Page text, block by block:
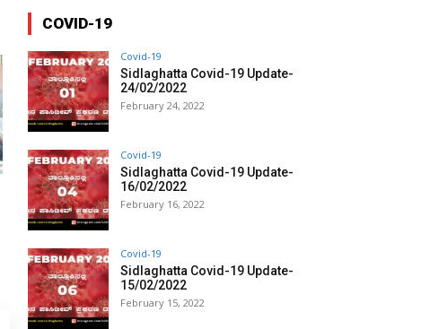
COVID-19
Covid-19
Sidlaghatta Covid-19 Update-
24/02/2022
February 24, 2022
Covid-19
Sidlaghatta Covid-19 Update-
16/02/2022
February 16, 2022
Covid-19
Sidlaghatta Covid-19 Update-
15/02/2022
February 15, 2022